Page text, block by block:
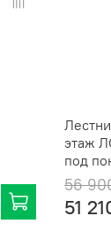
этаж
под
56
51